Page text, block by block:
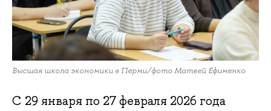
Высшая школа экономики в Перми/фото Матвей Ефименко
С 29 января по 27 февраля 2026 года